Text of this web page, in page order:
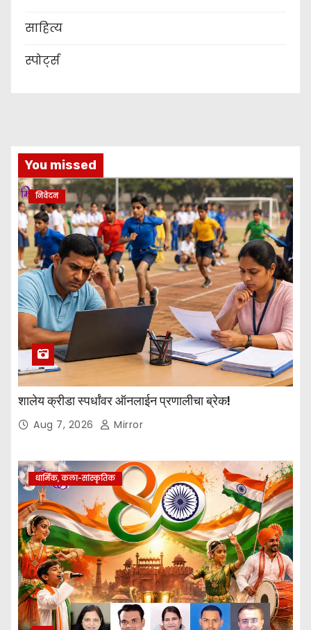
साहित्य
स्पोर्ट्स
You missed
निवेदन
शालेय क्रीडा स्पर्धांवर ऑनलाईन प्रणालीचा ब्रेक!
Aug 7, 2026 Mirror
धार्मिक, कला-सांस्कृतिक